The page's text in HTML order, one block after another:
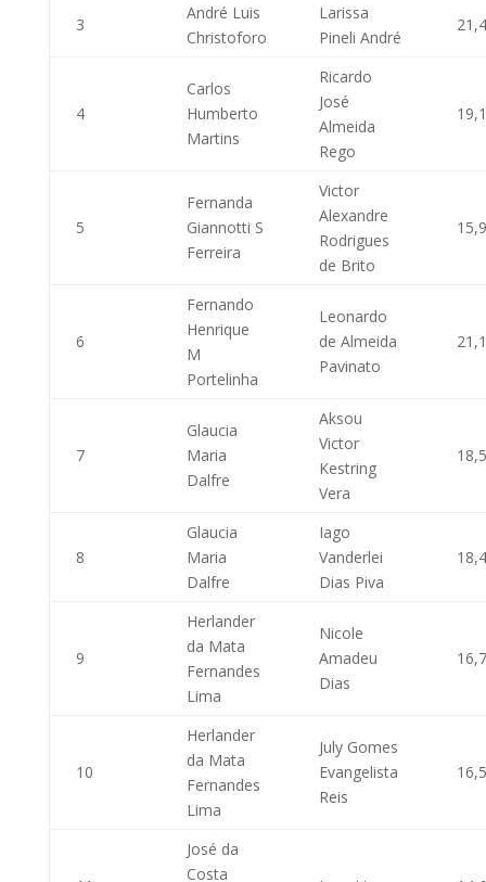
3
André Luis
Christoforo
Larissa
Pineli André
4
Carlos
Humberto
Martins
Ricardo
José
Almeida
Rego
5
Fernanda
Giannotti S
Ferreira
Victor
Alexandre
Rodrigues
de Brito
6
Fernando
Henrique
M
Portelinha
Leonardo
de Almeida
Pavinato
7
Glaucia
Maria
Dalfre
Aksou
Victor
Kestring
Vera
8
Glaucia
Maria
Dalfre
Iago
Vanderlei
Dias Piva
9
Herlander
da Mata
Fernandes
Lima
Nicole
Amadeu
Dias
10
Herlander
da Mata
Fernandes
Lima
July Gomes
Evangelista
Reis
José da
Costa